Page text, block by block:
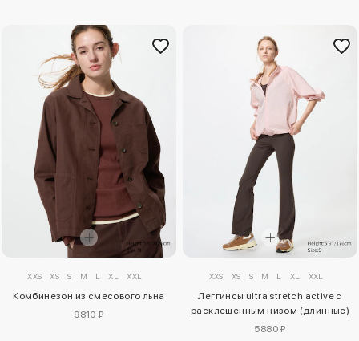
XXS XS S M L XL XXL
Комбинезон из смесового льна
9810 ₽
XXS XS S M L XL XXL
Леггинсы ultra stretch active с
расклешенным низом (длинные)
5880 ₽